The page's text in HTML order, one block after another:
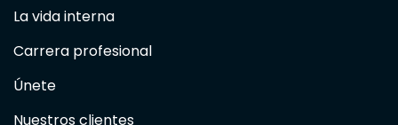
La vida interna
Carrera profesional
Únete
Nuestros clientes